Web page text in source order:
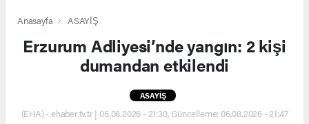
Anasayfa ASAYİŞ
Erzurum Adliyesi’nde yangın: 2 kişi
dumandan etkilendi
ASAYİŞ
(EHA) - ehaber.tv.tr | 06.08.2026 - 21:30, Güncelleme: 06.08.2026 - 21:47